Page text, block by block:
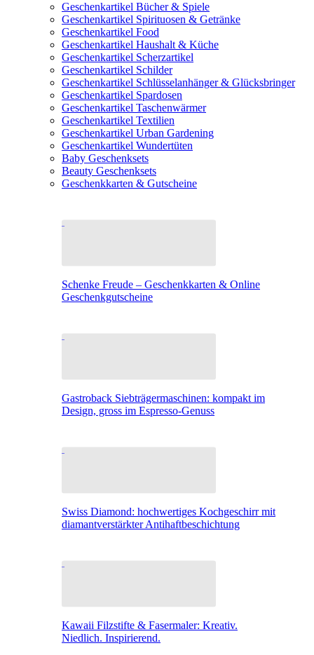
Geschenkartikel Bücher & Spiele
Geschenkartikel Spirituosen & Getränke
Geschenkartikel Food
Geschenkartikel Haushalt & Küche
Geschenkartikel Scherzartikel
Geschenkartikel Schilder
Geschenkartikel Schlüsselanhänger & Glücksbringer
Geschenkartikel Spardosen
Geschenkartikel Taschenwärmer
Geschenkartikel Textilien
Geschenkartikel Urban Gardening
Geschenkartikel Wundertüten
Baby Geschenksets
Beauty Geschenksets
Geschenkkarten & Gutscheine
Schenke Freude – Geschenkkarten & Online
Geschenkgutscheine
Gastroback Siebträgermaschinen: kompakt im
Design, gross im Espresso-Genuss
Swiss Diamond: hochwertiges Kochgeschirr mit
diamantverstärkter Antihaftbeschichtung
Kawaii Filzstifte & Fasermaler: Kreativ.
Niedlich. Inspirierend.